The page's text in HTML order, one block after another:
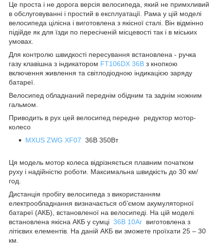
Це проста і не дорога версія велосипеда, який не примхливий
в обслуговуванні і простий в експлуатації. Рама у цій моделі
велосипеда цілісна і виготовлена з якісної сталі. Він відмінно
підійде як для їзди по пересіченій місцевості так і в міських
умовах.
Для контролю швидкості пересування встановлена - ручка
газу клавішна з індикатором FT106DX 36В з кнопкою
включення живлення та світлодіодною індикацією заряду
батареї.
Велосипед обладнаний переднім обідним та заднім ножним
гальмом.
Приводить в рух цей велосипед передне редуктор мотор-
колесо
MXUS ZWG XF07 36В 350Вт
Ця модель мотор колеса відрізняється плавним початком
руху і надійністю роботи. Максимальна швидкість до 30 км/
год.
Дистанція пробігу велосипеда з використанням
електрообладнання визначається об’ємом акумуляторної
батареї (АКБ), встановленої на велосипеді. На цій моделі
встановлена якісна АКБ у сумці 36В 10Аг виготовлена з
літієвих елементів. На даній АКБ ви зможете проїхати 25 – 30
км.